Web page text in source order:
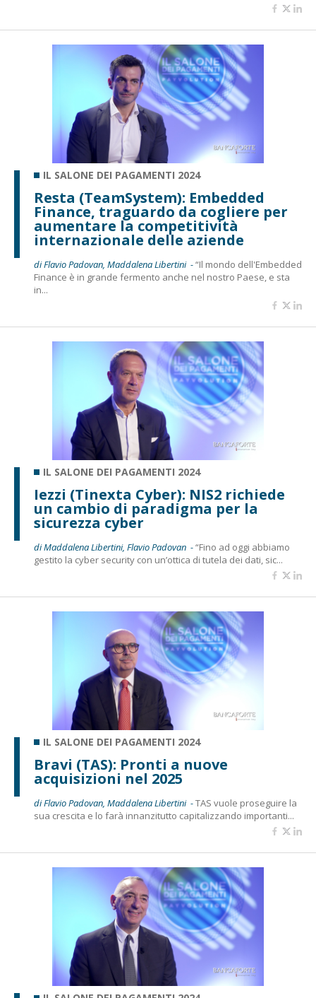
IL SALONE DEI PAGAMENTI 2024
Resta (TeamSystem): Embedded
Finance, traguardo da cogliere per
aumentare la competitività
internazionale delle aziende
di Flavio Padovan, Maddalena Libertini -“Il mondo dell'Embedded
Finance è in grande fermento anche nel nostro Paese, e sta
in...
IL SALONE DEI PAGAMENTI 2024
Iezzi (Tinexta Cyber): NIS2 richiede
un cambio di paradigma per la
sicurezza cyber
di Maddalena Libertini, Flavio Padovan -“Fino ad oggi abbiamo
gestito la cyber security con un’ottica di tutela dei dati, sic...
IL SALONE DEI PAGAMENTI 2024
Bravi (TAS): Pronti a nuove
acquisizioni nel 2025
di Flavio Padovan, Maddalena Libertini -TAS vuole proseguire la
sua crescita e lo farà innanzitutto capitalizzando importanti...